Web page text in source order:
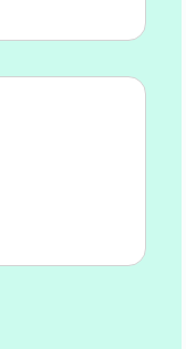
de lucht wordt